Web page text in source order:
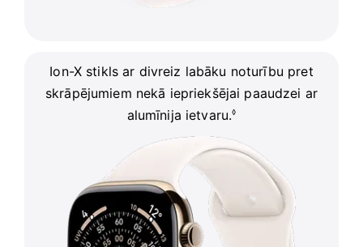
Ion-X stikls ar divreiz labāku noturību pret
skrāpējumiem nekā iepriekšējai paaudzei ar
alumīnija ietvaru.◊